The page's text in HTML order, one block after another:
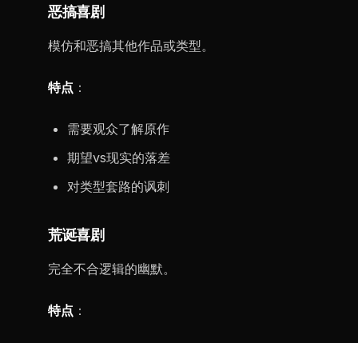
恶搞喜剧
模仿和恶搞其他作品或类型。
特点 ：
需要观众了解原作
期望vs现实的落差
对类型套路的讽刺
荒诞喜剧
完全不合逻辑的幽默。
特点 ：